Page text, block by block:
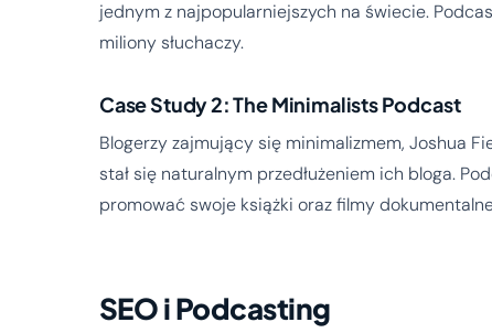
jednym z najpopularniejszych na świecie.
miliony słuchaczy.
Case Study 2: The Minimalists Podcast
Blogerzy zajmujący się minimalizmem, Joshua
stał się naturalnym przedłużeniem ich bloga.
promować swoje książki oraz filmy
SEO i Podcasting